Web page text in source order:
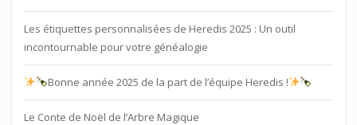
Les étiquettes personnalisées de Heredis 2025 : Un outil
incontournable pour votre généalogie
Bonne année 2025 de la part de l’équipe Heredis !
Le Conte de Noël de l’Arbre Magique